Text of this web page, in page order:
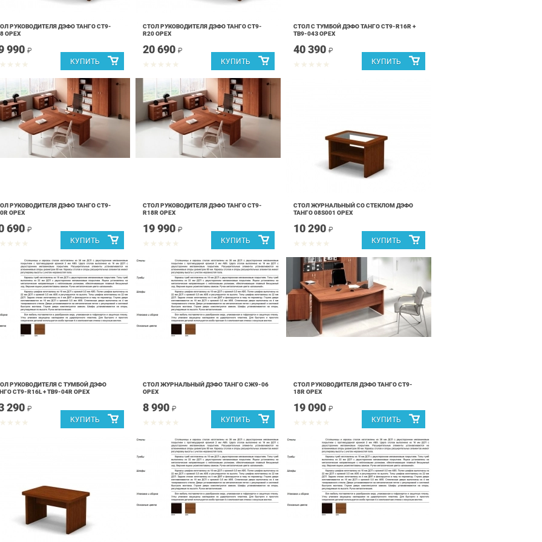
РУКОВОДИТЕЛЯ ДЭФО ТАНГО СТ9-
ОРЕХ
990 ₽
СТОЛ РУКОВОДИТЕЛЯ ДЭФО ТАНГО СТ9-
R20 ОРЕХ
20 690 ₽
СТОЛ С ТУМБОЙ ДЭФО ТАНГО СТ9-R16R +
ТВ9-04З ОРЕХ
40 390 ₽
РУКОВОДИТЕЛЯ ДЭФО ТАНГО СТ9-
ОРЕХ
690 ₽
СТОЛ РУКОВОДИТЕЛЯ ДЭФО ТАНГО СТ9-
R18R ОРЕХ
19 990 ₽
СТОЛ ЖУРНАЛЬНЫЙ СО СТЕКЛОМ ДЭФО
ТАНГО 08S001 ОРЕХ
10 290 ₽
РУКОВОДИТЕЛЯ С ТУМБОЙ ДЭФО
СТ9-R16L + ТВ9-04R ОРЕХ
290 ₽
СТОЛ ЖУРНАЛЬНЫЙ ДЭФО ТАНГО СЖ9-06
ОРЕХ
8 990 ₽
СТОЛ РУКОВОДИТЕЛЯ ДЭФО ТАНГО СТ9-
18R ОРЕХ
19 090 ₽